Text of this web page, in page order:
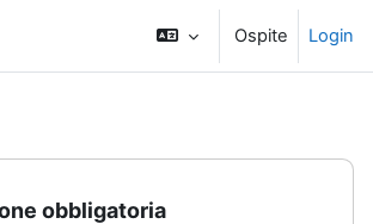
Ospite Login
obbligatoria